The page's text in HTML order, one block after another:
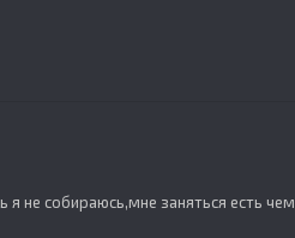
я не собираюсь,мне заняться есть чем